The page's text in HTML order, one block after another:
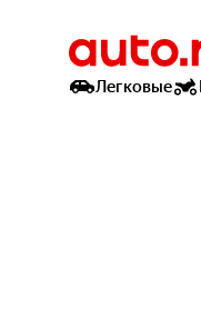
Легковые